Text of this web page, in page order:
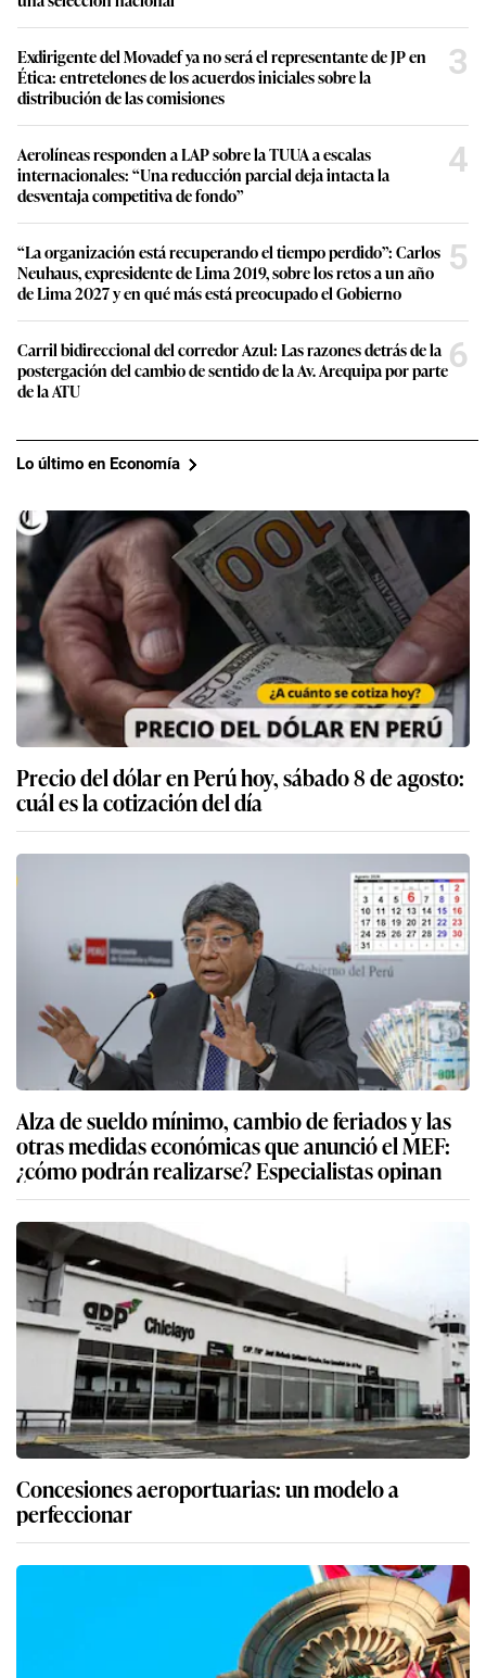
Exdirigente del Movadef ya no será el representante de JP en
Ética: entretelones de los acuerdos iniciales sobre la
distribución de las comisiones
3
Aerolíneas responden a LAP sobre la TUUA a escalas
internacionales: “Una reducción parcial deja intacta la
desventaja competitiva de fondo”
4
“La organización está recuperando el tiempo perdido”: Carlos
Neuhaus, expresidente de Lima 2019, sobre los retos a un año
de Lima 2027 y en qué más está preocupado el Gobierno
5
Carril bidireccional del corredor Azul: Las razones detrás de la
postergación del cambio de sentido de la Av. Arequipa por parte
de la ATU
6
Lo último en Economía
Precio del dólar en Perú hoy, sábado 8 de agosto:
cuál es la cotización del día
Alza de sueldo mínimo, cambio de feriados y las
otras medidas económicas que anunció el MEF:
¿cómo podrán realizarse? Especialistas opinan
Concesiones aeroportuarias: un modelo a
perfeccionar